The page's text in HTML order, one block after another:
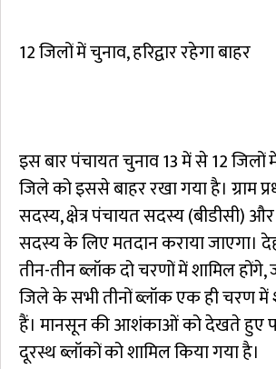
12 जिलों में चुनाव, हरिद्वार रहेगा बाहर
इस बार पंचायत चुनाव 13 में से 12 जिलों में
जिले को इससे बाहर रखा गया है। ग्राम
सदस्य, क्षेत्र पंचायत सदस्य (बीडीसी)
सदस्य के लिए मतदान कराया जाएगा।
तीन-तीन ब्लॉक दो चरणों में शामिल होंगे,
जिले के सभी तीनों ब्लॉक एक ही चरण में
हैं। मानसून की आशंकाओं को देखते हुए
दूरस्थ ब्लॉकों को शामिल किया गया है।